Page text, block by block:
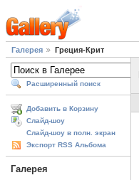
Галерея Греция-Крит
Расширенный поиск
Добавить в Корзину
Слайд-шоу
Слайд-шоу в полн. экран
Экспорт RSS Альбома
Галерея